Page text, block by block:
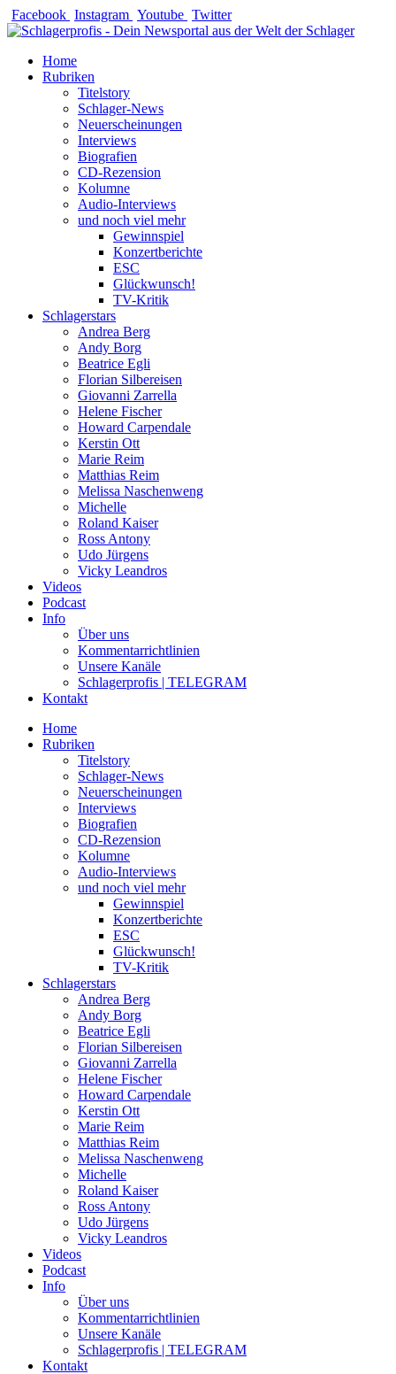
Zum
Inhalt
Facebook Instagram Youtube Twitter
Home
Rubriken
Titelstory
Schlager-News
Neuerscheinungen
Interviews
Biografien
CD-Rezension
Kolumne
Audio-Interviews
und noch viel mehr
Gewinnspiel
Konzertberichte
ESC
Glückwunsch!
TV-Kritik
Schlagerstars
Andrea Berg
Andy Borg
Beatrice Egli
Florian Silbereisen
Giovanni Zarrella
Helene Fischer
Howard Carpendale
Kerstin Ott
Marie Reim
Matthias Reim
Melissa Naschenweng
Michelle
Roland Kaiser
Ross Antony
Udo Jürgens
Vicky Leandros
Videos
Podcast
Info
Über uns
Kommentarrichtlinien
Unsere Kanäle
Schlagerprofis | TELEGRAM
Kontakt
Home
Rubriken
Titelstory
Schlager-News
Neuerscheinungen
Interviews
Biografien
CD-Rezension
Kolumne
Audio-Interviews
und noch viel mehr
Gewinnspiel
Konzertberichte
ESC
Glückwunsch!
TV-Kritik
Schlagerstars
Andrea Berg
Andy Borg
Beatrice Egli
Florian Silbereisen
Giovanni Zarrella
Helene Fischer
Howard Carpendale
Kerstin Ott
Marie Reim
Matthias Reim
Melissa Naschenweng
Michelle
Roland Kaiser
Ross Antony
Udo Jürgens
Vicky Leandros
Videos
Podcast
Info
Über uns
Kommentarrichtlinien
Unsere Kanäle
Schlagerprofis | TELEGRAM
Kontakt